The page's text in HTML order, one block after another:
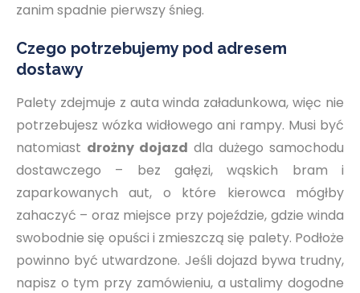
zanim spadnie pierwszy śnieg.
Czego potrzebujemy pod adresem
dostawy
Palety zdejmuje z auta winda załadunkowa, więc nie
potrzebujesz wózka widłowego ani rampy. Musi być
natomiast drożny dojazd dla dużego samochodu
dostawczego – bez gałęzi, wąskich bram i
zaparkowanych aut, o które kierowca mógłby
zahaczyć – oraz miejsce przy pojeździe, gdzie winda
swobodnie się opuści i zmieszczą się palety. Podłoże
powinno być utwardzone. Jeśli dojazd bywa trudny,
napisz o tym przy zamówieniu, a ustalimy dogodne